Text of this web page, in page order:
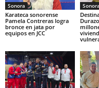
Sonora
Karateca sonorense
Pamela Contreras logra
bronce en jata por
equipos en JCC
Sonora